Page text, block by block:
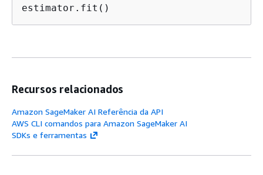
estimator.fit()
Recursos relacionados
Amazon SageMaker AI Referência da API
AWS CLI comandos para Amazon SageMaker AI
SDKs e ferramentas